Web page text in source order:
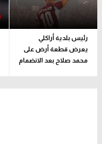
رئيس بلدية أراكلي
يعرض قطعة أرض على
محمد صلاح بعد الانضمام